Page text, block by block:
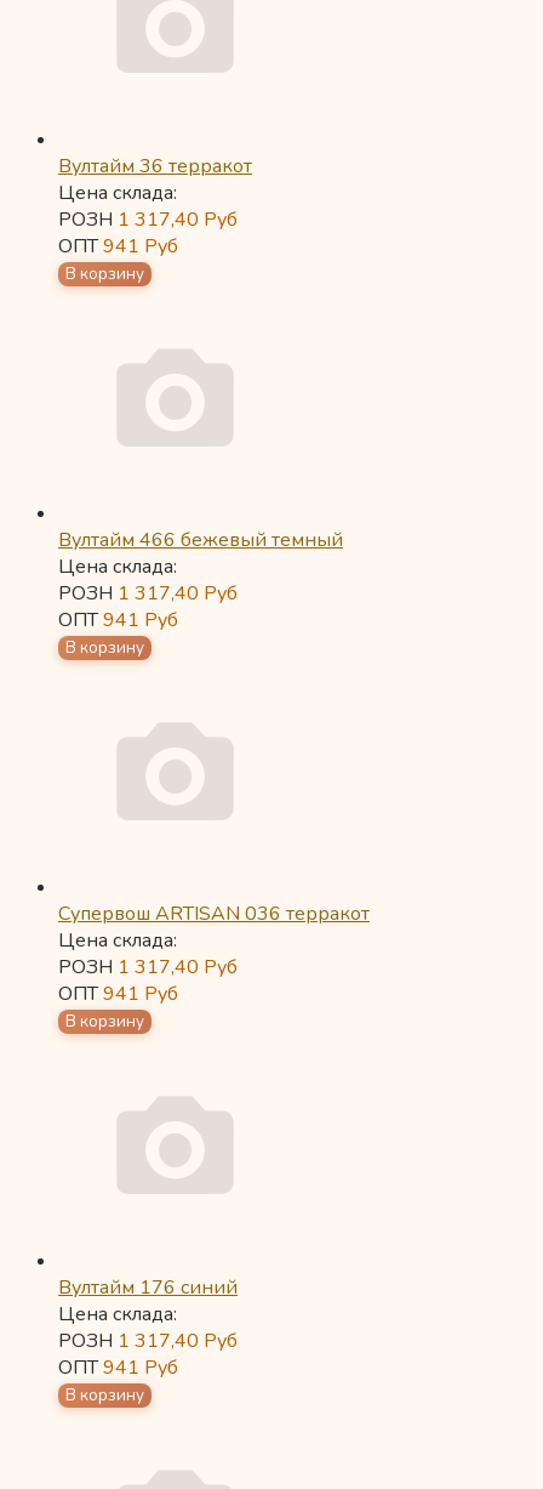
Вултайм 36 терракот
Цена склада:
РОЗН 1 317,40 Руб
ОПТ941 Руб
Вултайм 466 бежевый темный
Цена склада:
РОЗН 1 317,40 Руб
ОПТ941 Руб
Супервош ARTISAN 036 терракот
Цена склада:
РОЗН 1 317,40 Руб
ОПТ941 Руб
Вултайм 176 синий
Цена склада:
РОЗН 1 317,40 Руб
ОПТ941 Руб